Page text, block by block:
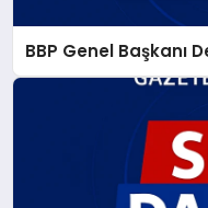
BBP Genel Başkanı